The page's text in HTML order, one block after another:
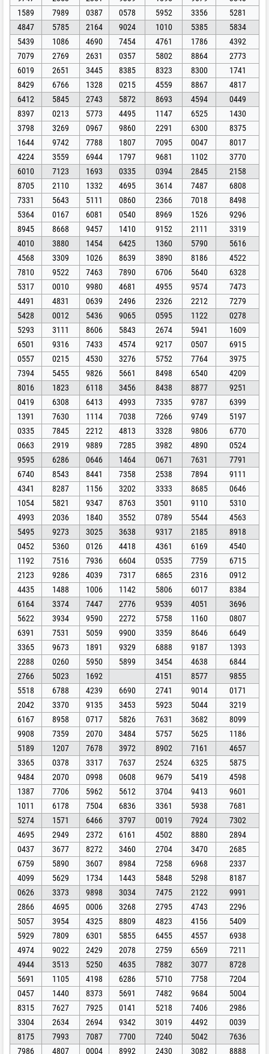
1589
7989 0387 0578 5952 3356
5281
4847
5785 2164 9024 1010 5385
5834
5439
1086 4690 7454 4761 1786
4392
7079
2769 2631 0357 5802 8864
2773
6019
2651 3445 8385 8323 8300
1741
8429
6766 1328 0215 4559 8867
4817
6412
5845 2743 5872 8693 4594
0449
8397
0213 5773 4495 1147 6525
1430
3798
3269 0967 9860 2291 6300
8375
1644
9742 7788 1807 7095 0047
8017
4224
3559 6944 1797 9681 1102
3770
6010
7123 1693 0335 0394 2845
2158
8705
2110 1332 4695 3614 7487
6808
7331
5643 5111 0860 2366 7018
8498
5364
0167 6081 0540 8969 1526
9296
8945
8668 9457 1410 9152 2111
3319
4010
3880 1454 6425 1360 5790
5616
4568
3309 1026 8639 3890 8186
4522
7810
9522 7463 7890 6706 5640
6328
5317
0010 9980 4681 4955 9574
7473
4491
4831 0639 2496 2326 2212
7279
5428
0012 5436 9065 0595 1122
0278
5293
3111 8606 5843 2674 5941
1609
6501
9316 7433 4574 9217 0507
6915
0557
0215 4530 3276 5752 7764
3975
7394
5455 9826 5661 8498 6540
4209
8016
1823 6118 3456 8438 8877
9251
0419
6308 6413 4993 7335 9787
6399
1391
7630 1114 7038 7266 9749
5197
0335
7845 2212 4813 3328 9806
6770
0663
2919 9889 7285 3982 4890
0524
9595
6286 0646 1464 0671 7631
7791
6740
8543 8441 7358 2538 7894
9111
4341
8287 1156 3202 3333 8685
0646
1054
5821 9347 8763 3501 9110
5310
4993
2036 1840 3552 0789 5544
4563
5495
9273 3025 3638 9317 2185
8918
0452
5360 0126 4418 4361 6169
4540
1192
7516 7936 6604 0535 7759
6715
2123
9286 4039 7317 6865 2316
0912
4435
1488 1006 1142 5806 6017
8384
6164
3374 7447 2776 9539 4051
3696
5622
3934 9590 2272 5758 1160
0807
6391
7531 5059 9900 3359 8646
6649
3365
9673 1891 9329 6888 9187
1393
2288
0260 5950 5899 3454 4638
6844
2766
5023 1692 4151 8577
9855
5518
6788 4239 6690 2741 9014
0171
2042
3370 9135 3453 5923 5044
3219
6167
8958 0717 5826 7631 3682
8099
9908
7359 2070 3484 5757 5625
1186
5189
1207 7678 3972 8902 7161
4657
3365
0378 3317 7637 2524 6325
5875
9484
2070 0998 0608 9679 5419
4598
1387
7706 5962 5612 3704 9413
9601
1011
6178 7504 6836 3361 5938
7681
5274
1571 6466 3797 0019 7924
7302
4695
2949 2372 6161 4502 8880
2894
0437
3677 8272 3460 2704 3470
2685
6759
5890 3607 8984 7258 6968
2337
4099
5629 1734 1443 5848 5298
8187
0626
3373 9898 3034 7475 2122
9991
2866
4695 0006 3268 2795 4743
2296
5057
3954 4325 8809 4823 4156
5409
5929
7809 6301 5855 6455 4557
6938
4974
9022 2429 2078 2759 6569
7211
4944
3513 5250 4635 7882 3077
8728
5691
1105 4198 6286 5710 7758
7204
0457
1440 8373 5691 7482 9684
5004
8315
7627 7925 0141 5218 7406
2986
3304
2634 2694 9342 3019 4492
0039
8175
7993 7087 7700 7240 5042
7636
7986
4807 0004 8992 2430 3082 8888